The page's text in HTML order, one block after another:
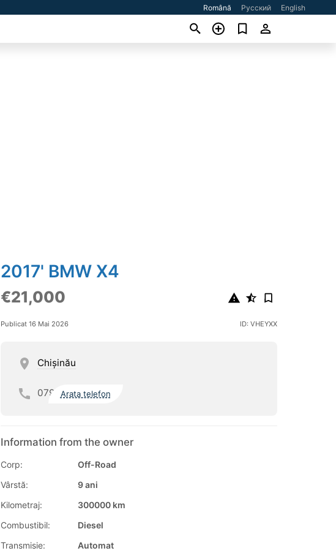
Română Русский English
2017' BMW X4
€21,000
Publicat 16 Mai 2026 ID: VHEYXX
Chişinău
079 Arata telefon
Information from the owner
Corp:
Off-Road
Vârstă:
9 ani
Kilometraj:
300000 km
Combustibil:
Diesel
Transmisie:
Automat